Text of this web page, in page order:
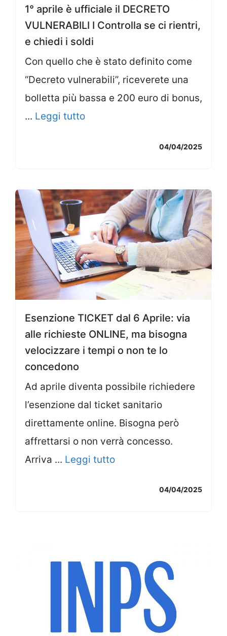
1° aprile è ufficiale il DECRETO
VULNERABILI I Controlla se ci rientri,
e chiedi i soldi
Con quello che è stato definito come
“Decreto vulnerabili”, riceverete una
bolletta più bassa e 200 euro di bonus,
... Leggi tutto
04/04/2025
Esenzione TICKET dal 6 Aprile: via
alle richieste ONLINE, ma bisogna
velocizzare i tempi o non te lo
concedono
Ad aprile diventa possibile richiedere
l’esenzione dal ticket sanitario
direttamente online. Bisogna però
affrettarsi o non verrà concesso.
Arriva ... Leggi tutto
04/04/2025